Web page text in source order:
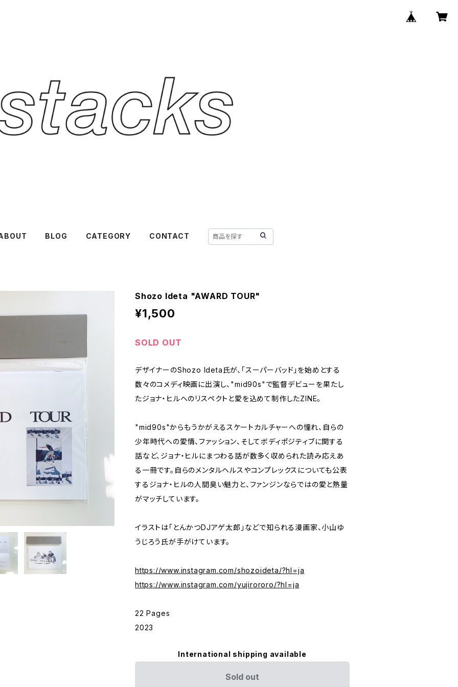
BLOG CATEGORY CONTACT
Shozo Ideta "AWARD TOUR"
¥1,500
SOLD OUT
デザイナーのShozo Ideta氏が、「スーパーバッド」を始めとする
数々のコメディ映画に出演し、"mid90s"で監督デビューを果たし
たジョナ・ヒルへのリスペクトと愛を込めて制作したZINE。
"mid90s"からもうかがえるスケートカルチャーへの憧れ、自らの
少年時代への愛情、ファッション、そしてボディポジティブに関する
話など、ジョナ・ヒルにまつわる話が数多く収められた読み応えあ
る一冊です。自らのメンタルヘルスやコンプレックスについても公表
するジョナ・ヒルの人間臭い魅力と、ファンジンならではの愛と熱量
がマッチしています。
イラストは「とんかつDJアゲ太郎」などで知られる漫画家、小山ゆ
うじろう氏が手がけています。
https://www.instagram.com/shozoideta/?hl=ja
https://www.instagram.com/yujirororo/?hl=ja
22 Pages
2023
International shipping available
Sold out